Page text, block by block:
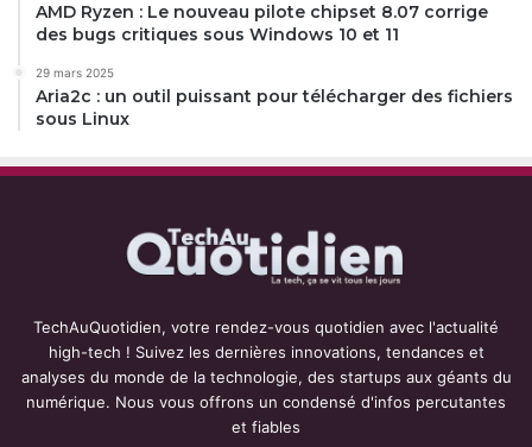
AMD Ryzen : Le nouveau pilote chipset 8.07 corrige
des bugs critiques sous Windows 10 et 11
29 mars 2025
Aria2c : un outil puissant pour télécharger des fichiers
sous Linux
TechAuQuotidien, votre rendez-vous quotidien avec l'actualité
high-tech ! Suivez les dernières innovations, tendances et
analyses du monde de la technologie, des startups aux géants du
numérique. Nous vous offrons un condensé d'infos percutantes
et fiables